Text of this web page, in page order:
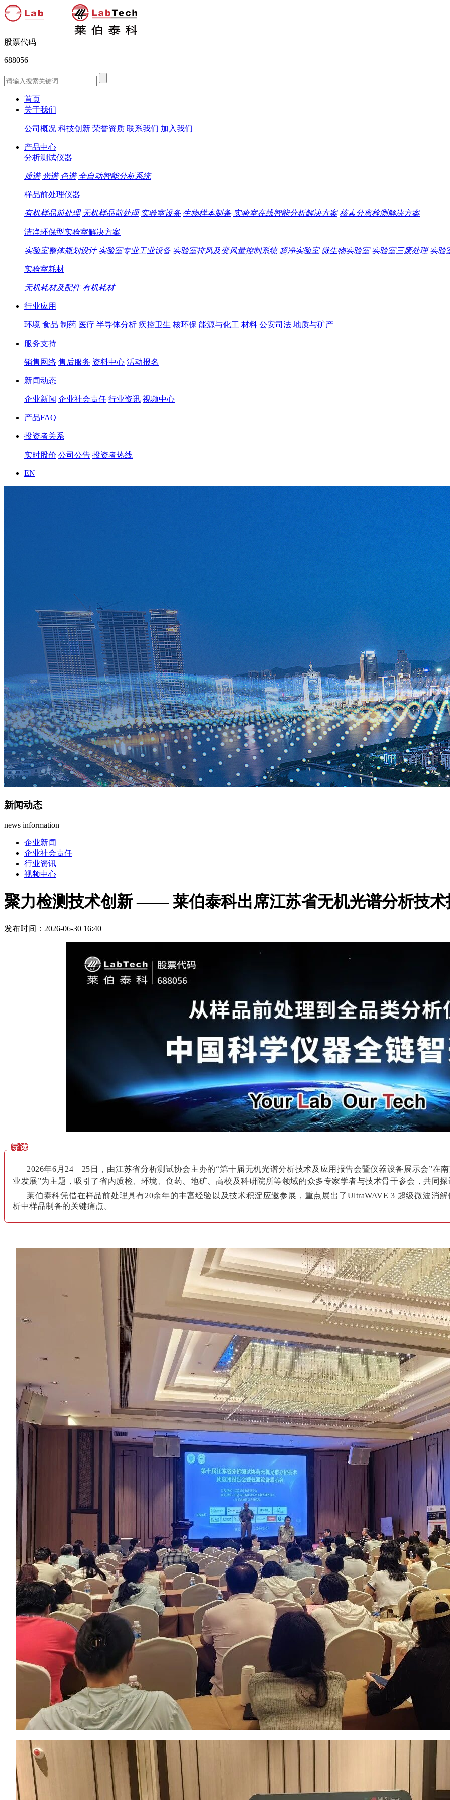
股票代码
688056
首页
关于我们
公司概况 科技创新 荣誉资质 联系我们 加入我们
产品中心
分析测试仪器
质谱 光谱 色谱 全自动智能分析系统
样品前处理仪器
有机样品前处理 无机样品前处理 实验室设备 生物样本制备 实验室在线智能分析解决方案 核素分离检测解决方案
洁净环保型实验室解决方案
实验室整体规划设计 实验室专业工业设备 实验室排风及变风量控制系统 超净实验室 微生物实验室 实验室三废处理 实验
实验室耗材
无机耗材及配件 有机耗材
行业应用
环境 食品 制药 医疗 半导体分析 疾控卫生 核环保 能源与化工 材料 公安司法 地质与矿产
服务支持
销售网络 售后服务 资料中心 活动报名
新闻动态
企业新闻 企业社会责任 行业资讯 视频中心
产品FAQ
投资者关系
实时股价 公司公告 投资者热线
EN
新闻动态
news information
企业新闻
企业社会责任
行业资讯
视频中心
聚力检测技术创新 —— 莱伯泰科出席江苏省无机光谱分析技术
发布时间：2026-06-30 16:40
导读
2026年6月24—25日，由江苏省分析测试协会主办的“第十届无机光谱分析技术及应用报告会暨仪器设备展示会”在
业发展”为主题，吸引了省内质检、环境、食药、地矿、高校及科研院所等领域的众多专家学者与技术骨干参会，共同探
莱伯泰科凭借在样品前处理具有20余年的丰富经验以及技术积淀应邀参展，重点展出了UltraWAVE 3 超级微波消解
析中样品制备的关键痛点。